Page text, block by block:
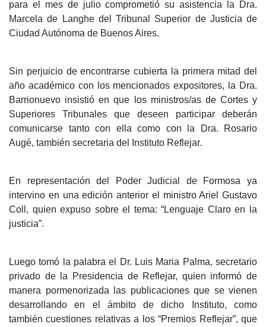
para el mes de julio comprometió su asistencia la Dra.
Marcela de Langhe del Tribunal Superior de Justicia de
Ciudad Autónoma de Buenos Aires.
Sin perjuicio de encontrarse cubierta la primera mitad del
año académico con los mencionados expositores, la Dra.
Barrionuevo insistió en que los ministros/as de Cortes y
Superiores Tribunales que deseen participar deberán
comunicarse tanto con ella como con la Dra. Rosario
Augé, también secretaria del Instituto Reflejar.
En representación del Poder Judicial de Formosa ya
intervino en una edición anterior el ministro Ariel Gustavo
Coll, quien expuso sobre el tema: “Lenguaje Claro en la
justicia”.
Luego tomó la palabra el Dr. Luis Maria Palma, secretario
privado de la Presidencia de Reflejar, quien informó de
manera pormenorizada las publicaciones que se vienen
desarrollando en el ámbito de dicho Instituto, como
también cuestiones relativas a los “Premios Reflejar”, que